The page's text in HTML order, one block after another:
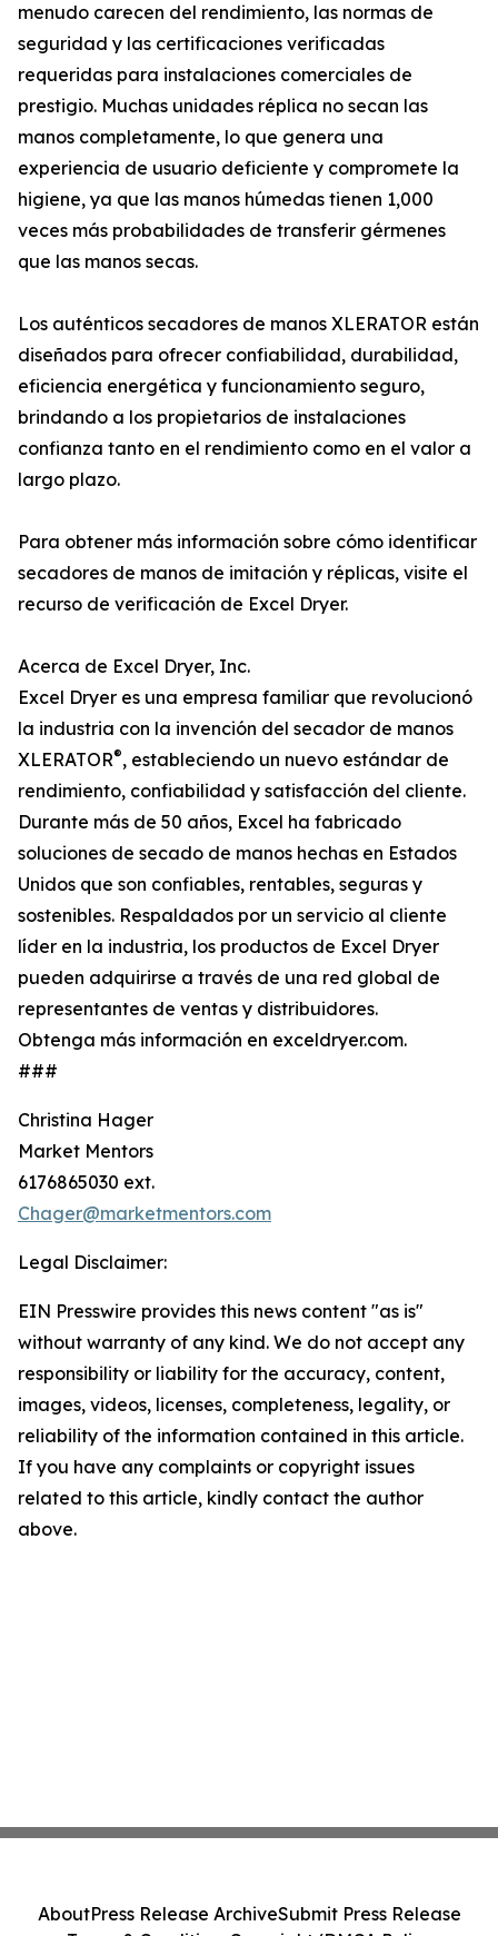
menudo carecen del rendimiento, las normas de
seguridad y las certificaciones verificadas
requeridas para instalaciones comerciales de
prestigio. Muchas unidades réplica no secan las
manos completamente, lo que genera una
experiencia de usuario deficiente y compromete la
higiene, ya que las manos húmedas tienen 1,000
veces más probabilidades de transferir gérmenes
que las manos secas.
Los auténticos secadores de manos XLERATOR están
diseñados para ofrecer confiabilidad, durabilidad,
eficiencia energética y funcionamiento seguro,
brindando a los propietarios de instalaciones
confianza tanto en el rendimiento como en el valor a
largo plazo.
Para obtener más información sobre cómo identificar
secadores de manos de imitación y réplicas, visite el
recurso de verificación de Excel Dryer.
Acerca de Excel Dryer, Inc.
Excel Dryer es una empresa familiar que revolucionó
la industria con la invención del secador de manos
XLERATOR®, estableciendo un nuevo estándar de
rendimiento, confiabilidad y satisfacción del cliente.
Durante más de 50 años, Excel ha fabricado
soluciones de secado de manos hechas en Estados
Unidos que son confiables, rentables, seguras y
sostenibles. Respaldados por un servicio al cliente
líder en la industria, los productos de Excel Dryer
pueden adquirirse a través de una red global de
representantes de ventas y distribuidores.
Obtenga más información en exceldryer.com.
###
Christina Hager
Market Mentors
6176865030 ext.
Chager@marketmentors.com
Legal Disclaimer:
EIN Presswire provides this news content "as is"
without warranty of any kind. We do not accept any
responsibility or liability for the accuracy, content,
images, videos, licenses, completeness, legality, or
reliability of the information contained in this article.
If you have any complaints or copyright issues
related to this article, kindly contact the author
above.
AboutPress Release ArchiveSubmit Press Release